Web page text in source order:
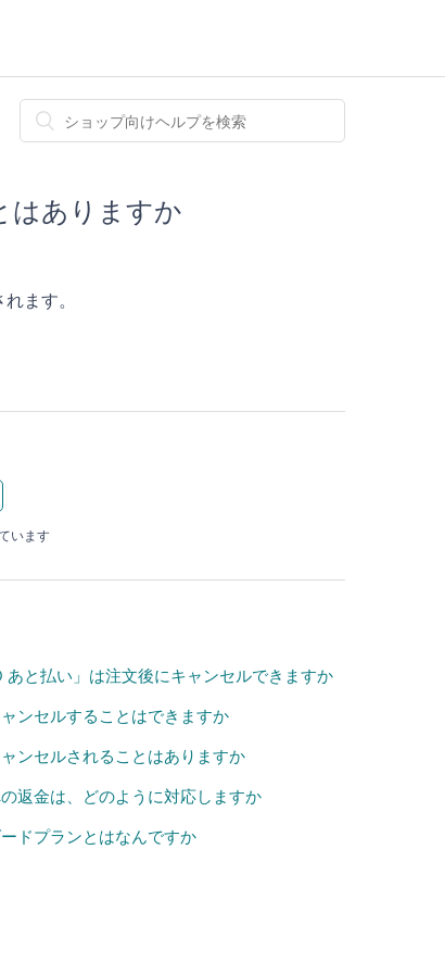
はありますか
ます。
います
あと払い」は注文後にキャンセルできますか
ンセルすることはできますか
ンセルされることはありますか
返金は、どのように対応しますか
ドプランとはなんですか